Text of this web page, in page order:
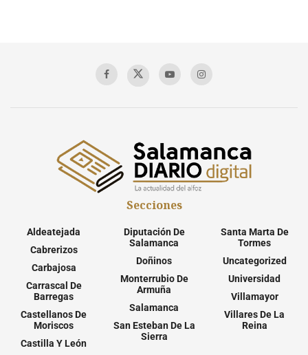
Secciones
Aldeatejada
Cabrerizos
Carbajosa
Carrascal De
Barregas
Castellanos De
Moriscos
Castilla Y León
Diputación De
Salamanca
Doñinos
Monterrubio De
Armuña
Salamanca
San Esteban De La
Sierra
Santa Marta De
Tormes
Uncategorized
Universidad
Villamayor
Villares De La
Reina